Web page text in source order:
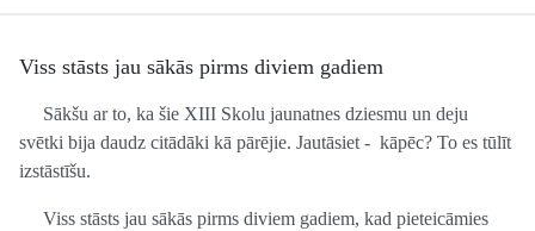
Viss stāsts jau sākās pirms diviem gadiem
Sākšu ar to, ka šie XIII Skolu jaunatnes dziesmu un deju
svētki bija daudz citādāki kā pārējie. Jautāsiet - kāpēc? To es tūlīt
izstāstīšu.
Viss stāsts jau sākās pirms diviem gadiem, kad pieteicāmies